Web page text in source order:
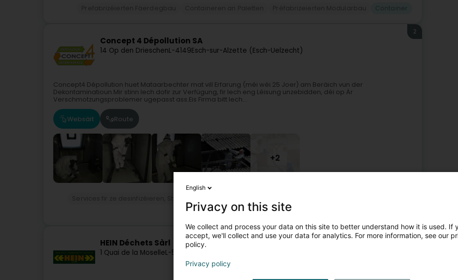
Concept 4 Dépollution SA
14 Op den DrieschenL-4149Esch-sur-Alzette (Esch-Uelzecht)
2
Concept4 Dépollution huet Mataarbechter mat vill Erfarung (méi wéi 25 Joer) am Beräich vun der
Dekontaminatioun.Mir stinn Iech dofir zur Verfügung, fir Iech eng Léisung unzebidden, déi op Är
Verschmotzungsproblemer ugepasst ass.Eis Firma bitt Iech...
Websäit Route
+2
HEIN Déchets Sàrl
1 Quai de la MoselleL-5405
3
English
Privacy on this site
We collect and process your data on this site to better understand how it is used. If
accept, we'll collect and use your data for analytics. For more information, see our
policy.
Privacy policy